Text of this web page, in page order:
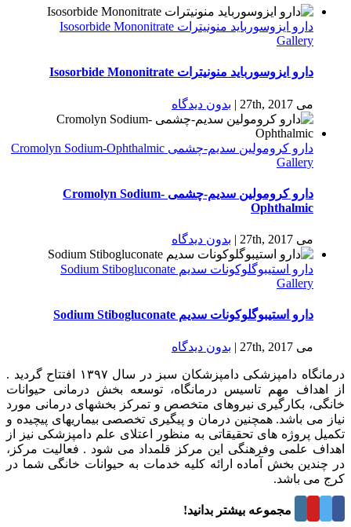
دارو ایزوسورباید منونیترات Isosorbide Mononitrate
Gallery
دارو ایزوسورباید منونیترات Isosorbide Mononitrate
می 27th, 2017 | بدون ديدگاه
دارو كرومولين سدیم-چشمی Cromolyn Sodium-Ophthalmic
Gallery
دارو كرومولين سدیم-چشمی Cromolyn Sodium-
Ophthalmic
می 27th, 2017 | بدون ديدگاه
دارو استیبوگلوکونات سدیم Sodium Stibogluconate
Gallery
دارو استیبوگلوکونات سدیم Sodium Stibogluconate
می 27th, 2017 | بدون ديدگاه
درمانگاه دامپزشکی دامپزشکان سبز در سال ۱۳۹۷ افتتاح گردید .
از اهداف مهم تاسیس درمانگاه، توسعه بخش درمانی حیوانات
خانگی، بکارگیری نیروهای متخصص و تمرکز بخشهای درمانی مورد
نیاز می باشد. همچنین درمان و پیگیری تخصصی بیماریهای پیچیده و
تکمیل پروژه های تحقیقاتی به منظور اعتلای علم دامپزشکی نیز از
اهداف علمی وفرهنگی این مرکز قلمداد می شود . فعالیت مرکز،
در چندین بخش آماده ارائه کلیه خدمات به حیوانات خانگی شما در
کرج می باشد.
درباره این مجموعه بیشتر بدانید!